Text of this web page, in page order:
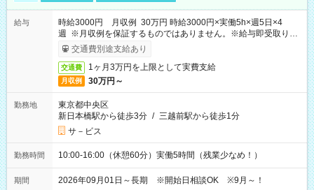
給与
時給3000円 月収例 30万円 時給3000円×実働5h×週5日×4
週 ※月収例を保証するものではありません。※給与即受取りサ
ービス利用可（利用条件有）
交通費別途支給あり
交通費 1ヶ月3万円を上限として実費支給
月収例 30万円～
勤務地
東京都中央区
新日本橋駅から徒歩3分 / 三越前駅から徒歩1分
サ－ビス
勤務時間 10:00-16:00（休憩60分）実働5時間（残業少なめ！）
期間 2026年09月01日～長期 ※開始日相談OK ※9月～！